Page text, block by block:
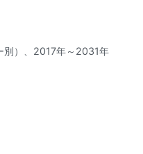
別）、2017年～2031年